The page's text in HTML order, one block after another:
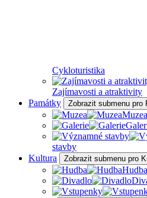
Cykloturistika
Zajímavosti a atraktivity
Památky
Zobrazit submenu pro
Muzea
stavby
Kultura
Zobrazit submenu pro
Hudba